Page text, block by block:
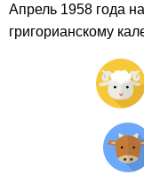
Апрель 1958 года
григорианскому